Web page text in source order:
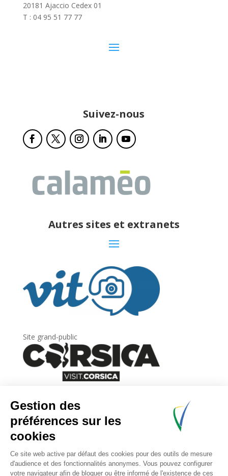
20181 Ajaccio Cedex 01
T : 04 95 51 77 77
Suivez-nous
Autres sites et extranets
Site grand-public
Newsletter
Inscrivez-vous àla lettre d’information
l’Agence du tourisme de la Corse.